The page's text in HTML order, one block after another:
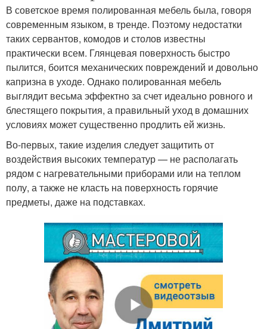
В советское время полированная мебель была, говоря
современным языком, в тренде. Поэтому недостатки
таких сервантов, комодов и столов известны
практически всем. Глянцевая поверхность быстро
пылится, боится механических повреждений и довольно
капризна в уходе. Однако полированная мебель
выглядит весьма эффектно за счет идеально ровного и
блестящего покрытия, а правильный уход в домашних
условиях может существенно продлить ей жизнь.
Во-первых, такие изделия следует защитить от
воздействия высоких температур — не располагать
рядом с нагревательными приборами или на теплом
полу, а также не класть на поверхность горячие
предметы, даже на подставках.